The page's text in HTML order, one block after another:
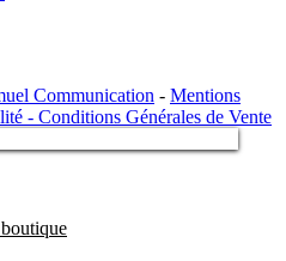
Communication - Mentions
- Conditions Générales de Vente